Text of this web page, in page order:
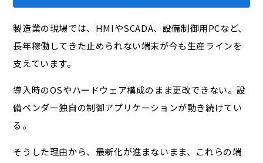
製造業の現場では、HMIやSCADA、設備制御用PCなど、
長年稼働してきた止められない端末が今も生産ラインを
支えています。
導入時のOSやハードウェア構成のまま更改できない。設
備ベンダー独自の制御アプリケーションが動き続けてい
る。
そうした理由から、最新化が進まないまま、これらの端